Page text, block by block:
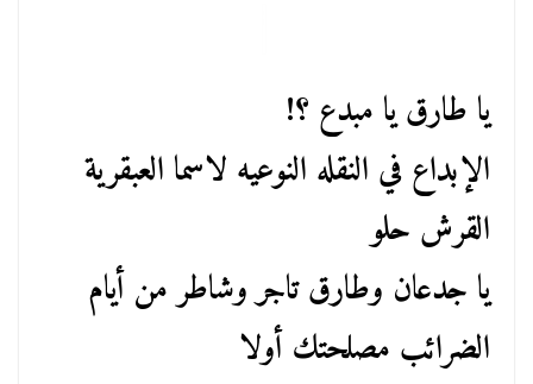
يا طارق يا مبدع ؟!
الإبداع في النقله النوعيه لاسما العبقرية
القرش حلو
يا جدعان وطارق تاجر وشاطر من أيام
الضرائب مصلحتك أولا